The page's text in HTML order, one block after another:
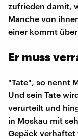
zufrieden damit,
Manche von
einer kommt
Er muss
"Tate", so nennt
Und sein Tate
verurteilt und
in Moskau mit
Gepäck verhaftet